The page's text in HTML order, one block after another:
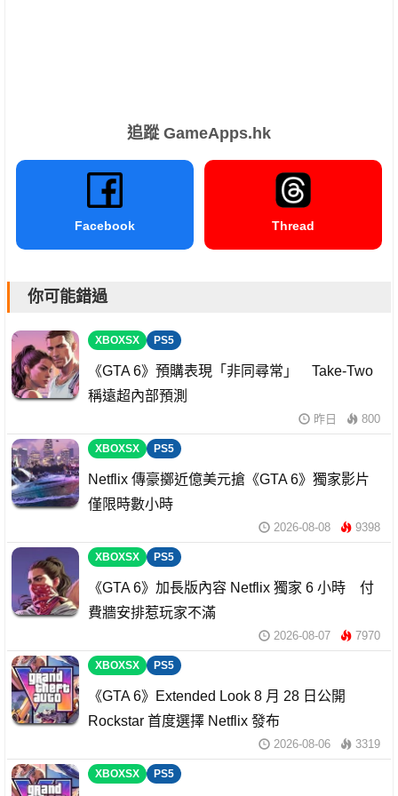
追蹤 GameApps.hk
Facebook Thread
你可能錯過
XBOXSX PS5
《GTA 6》預購表現「非同尋常」 Take-Two
稱遠超內部預測
昨日 800
XBOXSX PS5
Netflix 傳豪擲近億美元搶《GTA 6》獨家影片
僅限時數小時
2026-08-08 9398
XBOXSX PS5
《GTA 6》加長版內容 Netflix 獨家 6 小時 付
費牆安排惹玩家不滿
2026-08-07 7970
XBOXSX PS5
《GTA 6》Extended Look 8 月 28 日公開
Rockstar 首度選擇 Netflix 發布
2026-08-06 3319
XBOXSX PS5